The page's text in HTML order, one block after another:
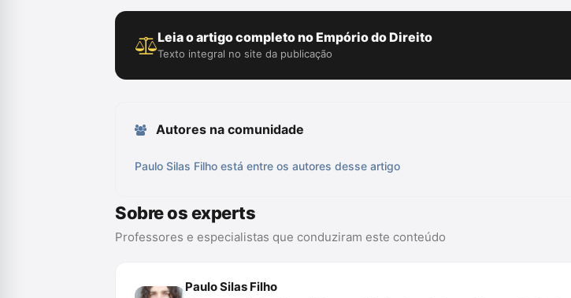
Leia o artigo completo no Empório do Direito
Texto integral no site da publicação
Autores na comunidade
Paulo Silas Filho está entre os autores desse artigo
Sobre os experts
Professores e especialistas que conduziram este conteúdo
Paulo Silas Filho